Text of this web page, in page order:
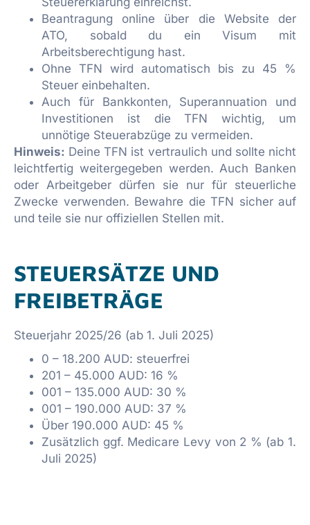
Beantragung online über die Website der
ATO, sobald du ein Visum mit
Arbeitsberechtigung hast.
Ohne TFN wird automatisch bis zu 45 %
Steuer einbehalten.
Auch für Bankkonten, Superannuation und
Investitionen ist die TFN wichtig, um
unnötige Steuerabzüge zu vermeiden.
Hinweis: Deine TFN ist vertraulich und sollte nicht
leichtfertig weitergegeben werden. Auch Banken
oder Arbeitgeber dürfen sie nur für steuerliche
Zwecke verwenden. Bewahre die TFN sicher auf
und teile sie nur offiziellen Stellen mit.
STEUERSÄTZE UND
FREIBETRÄGE
Steuerjahr 2025/26 (ab 1. Juli 2025)
0 – 18.200 AUD: steuerfrei
201 – 45.000 AUD: 16 %
001 – 135.000 AUD: 30 %
001 – 190.000 AUD: 37 %
Über 190.000 AUD: 45 %
Zusätzlich ggf. Medicare Levy von 2 % (ab 1.
Juli 2025)